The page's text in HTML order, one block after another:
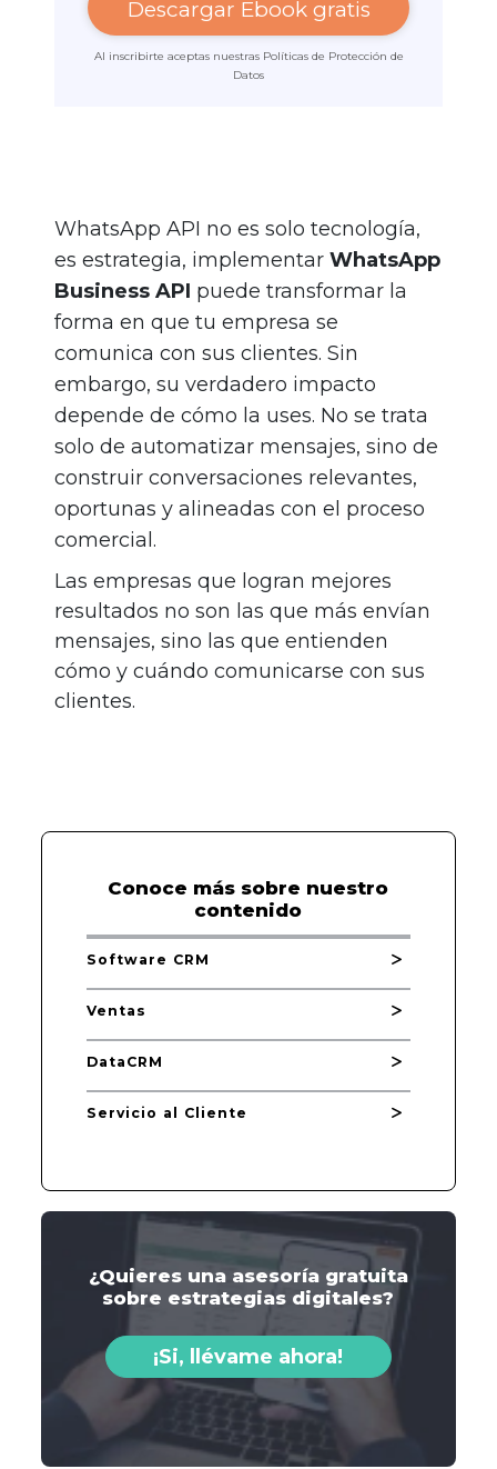
Descargar Ebook gratis
Al inscribirte aceptas nuestras Políticas de Protección de
Datos
WhatsApp API no es solo tecnología,
es estrategia, implementar WhatsApp
Business API puede transformar la
forma en que tu empresa se
comunica con sus clientes. Sin
embargo, su verdadero impacto
depende de cómo la uses. No se trata
solo de automatizar mensajes, sino de
construir conversaciones relevantes,
oportunas y alineadas con el proceso
comercial.
Las empresas que logran mejores
resultados no son las que más envían
mensajes, sino las que entienden
cómo y cuándo comunicarse con sus
clientes.
Conoce más sobre nuestro
contenido
Software CRM
Ventas
DataCRM
Servicio al Cliente
¿Quieres una asesoría gratuita
sobre estrategias digitales?
¡Si, llévame ahora!